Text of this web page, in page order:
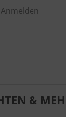
Anmelden
&